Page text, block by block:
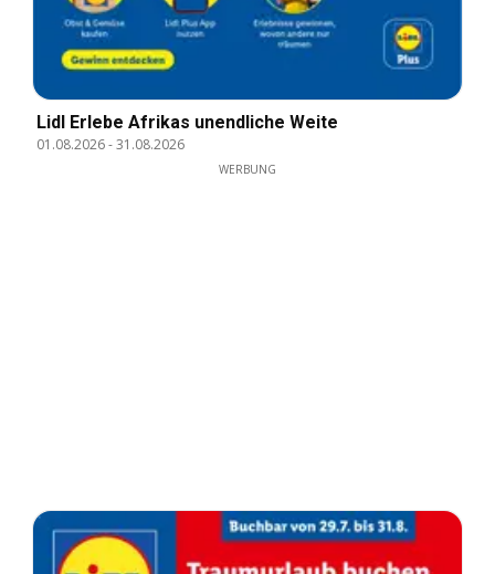
Lidl Erlebe Afrikas unendliche Weite
01.08.2026-31.08.2026
WERBUNG